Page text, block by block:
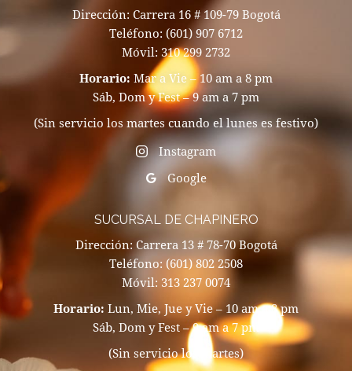
Dirección: Carrera 16 # 109-79 Bogotá
Teléfono: (601) 907 6712
Móvil: 310 299 2732
Horario: Mar a Vie – 10 am a 8 pm
Sáb, Dom y Fest – 9 am a 7 pm
(Sin servicio los martes cuando el lunes es festivo)
Instagram
Google
SUCURSAL DE CHAPINERO
Dirección: Carrera 13 # 78-70 Bogotá
Teléfono: (601) 802 2508
Móvil: 313 237 0074
Horario: Lun, Mie, Jue y Vie – 10 am a 8 pm
Sáb, Dom y Fest – 9 am a 7 pm
(Sin servicio los martes)